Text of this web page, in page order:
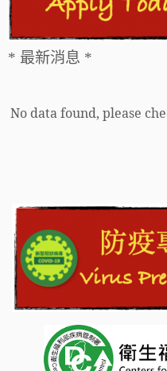
* 最新消息 *
No data found, please